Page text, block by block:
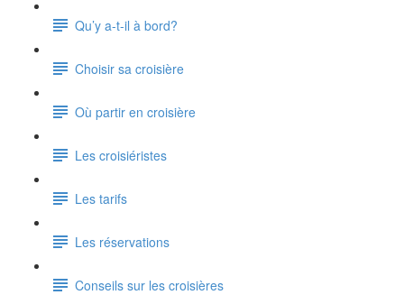
Qu’y a-t-il à bord?
Choisir sa croisière
Où partir en croisière
Les croisiéristes
Les tarifs
Les réservations
Conseils sur les croisières